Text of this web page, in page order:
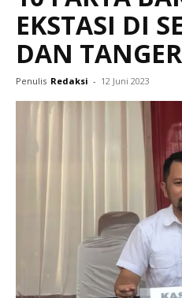
EKSTASI DI
DAN
Penulis Redaksi - 12 Juni 2023